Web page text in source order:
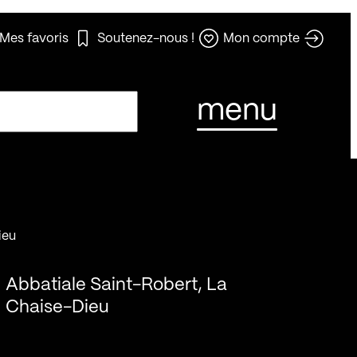
favoris Soutenez-nous ! Mon compte
menu
Abbatiale Saint-Robert, La
Chaise-Dieu